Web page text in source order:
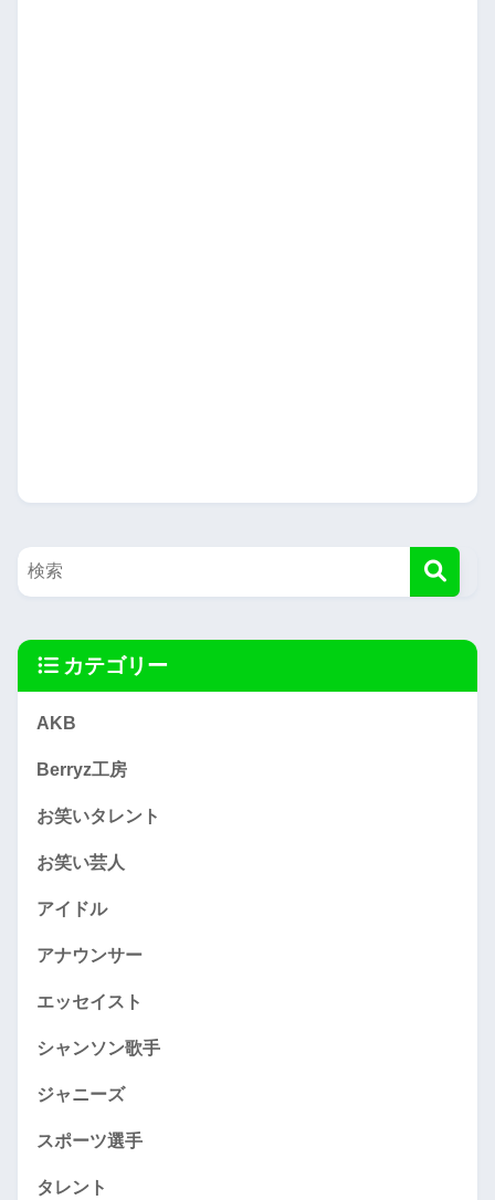
カテゴリー
AKB
Berryz工房
お笑いタレント
お笑い芸人
アイドル
アナウンサー
エッセイスト
シャンソン歌手
ジャニーズ
スポーツ選手
タレント